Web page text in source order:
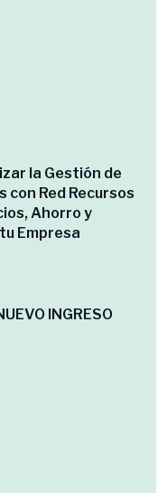
la Gestión de
con Red Recursos
Ahorro y
Empresa
INGRESO